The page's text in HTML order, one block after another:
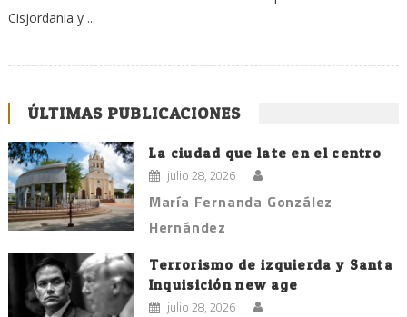
Cisjordania y ...
ÚLTIMAS PUBLICACIONES
La ciudad que late en el centro
julio 28, 2026
María Fernanda González
Hernández
Terrorismo de izquierda y Santa
Inquisición new age
julio 28, 2026